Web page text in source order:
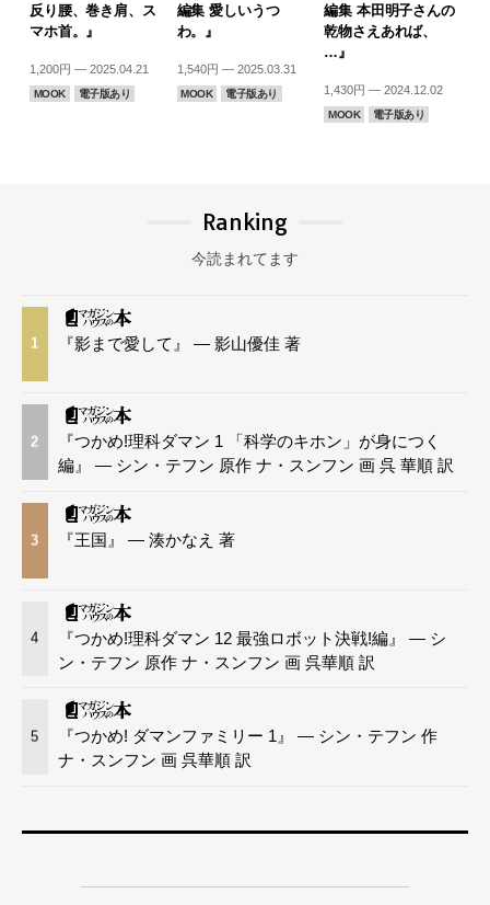
反り腰、巻き肩、ス
マホ首。』
1,200円 — 2025.04.21
MOOK 電子版あり
編集 愛しいうつ
わ。』
1,540円 — 2025.03.31
MOOK 電子版あり
編集 本田明子さんの
乾物さえあれば、
…』
1,430円 — 2024.12.02
MOOK 電子版あり
Ranking
今読まれてます
1 『影まで愛して』 — 影山優佳 著
2
『つかめ!理科ダマン 1 「科学のキホン」が身につく
編』 — シン・テフン 原作 ナ・スンフン 画 呉 華順 訳
3 『王国』 — 湊かなえ 著
4
『つかめ!理科ダマン 12 最強ロボット決戦!編』 — シ
ン・テフン 原作 ナ・スンフン 画 呉華順 訳
5
『つかめ! ダマンファミリー 1』 — シン・テフン 作
ナ・スンフン 画 呉華順 訳